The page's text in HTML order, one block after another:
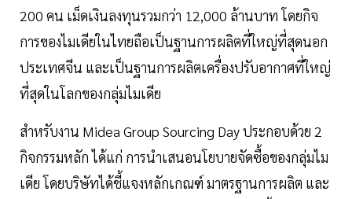
200 คน เม็ดเงินลงทุนรวมกว่า 12,000 ล้านบาท โดยกิจ
การของไมเดียในไทยถือเป็นฐานการผลิตที่ใหญ่ที่สุดนอก
ประเทศจีน และเป็นฐานการผลิตเครื่องปรับอากาศที่ใหญ่
ที่สุดในโลกของกลุ่มไมเดีย
สำหรับงาน Midea Group Sourcing Day ประกอบด้วย 2
กิจกรรมหลัก ได้แก่ การนำเสนอนโยบายจัดซื้อของกลุ่มไม
เดีย โดยบริษัทได้ชี้แจงหลักเกณฑ์ มาตรฐานการผลิต และ